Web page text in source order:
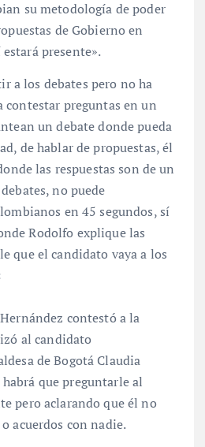
su metodología de poder
de Gobierno en
presente».
a los debates pero no ha
contestar preguntas en un
un debate donde pueda
de hablar de propuestas, él
las respuestas son de un
no puede
en 45 segundos, sí
Rodolfo explique las
que el candidato vaya a los
contestó a la
al candidato
de Bogotá Claudia
que preguntarle al
pero aclarando que él no
acuerdos con nadie.